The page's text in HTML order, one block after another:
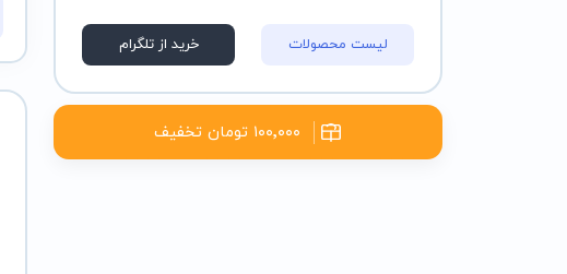
لیست محصولات خرید از تلگرام
۱۰۰٬۰۰۰ تومان تخفیف